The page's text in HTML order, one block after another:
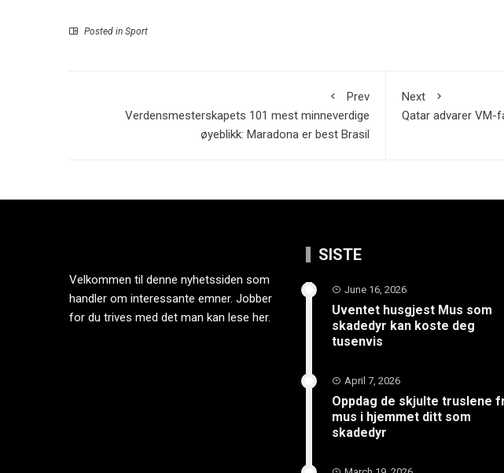
Posted in Sport
Prev
Verdensmesterskapets 101 mest minneverdige
øyeblikk: Maradona er best Brasil
Next
Qatar advarer VM-
Velkommen til denne nyhetssiden som
handler om interessante emner. Jobber
for du trives med det man kan lese her.
SISTE
June 16, 2026
Uventet husgjest Mus som
skadedyr kan koste deg
tusenvis
April 7, 2026
Oppdag de skjulte truslene
mus i hjemmet ditt som
skadedyr